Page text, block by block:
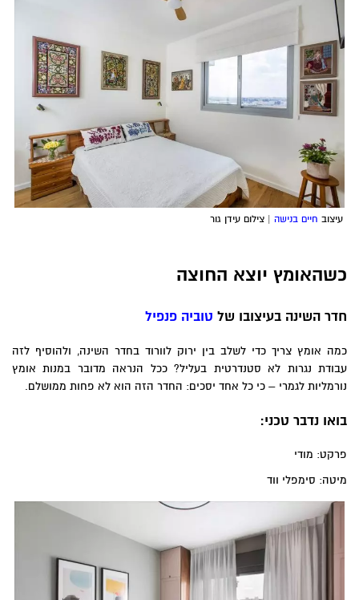
עיצוב חיים בנישה | צילום עידן גור
כשהאומץ יוצא החוצה
חדר השינה בעיצובו של טוביה פנפיל
כמה אומץ צריך כדי לשלב בין ירוק לוורוד בחדר השינה, ולהוסיף לזה
עבודת נגרות לא סטנדרטית בעליל? ככל הנראה מדובר במנות אומץ
נורמליות לגמרי – כי כל אחד יסכים: החדר הזה הוא לא פחות ממושלם.
בואו נדבר טכני:
פרקט: מודי
מיטה: סימפלי ווד